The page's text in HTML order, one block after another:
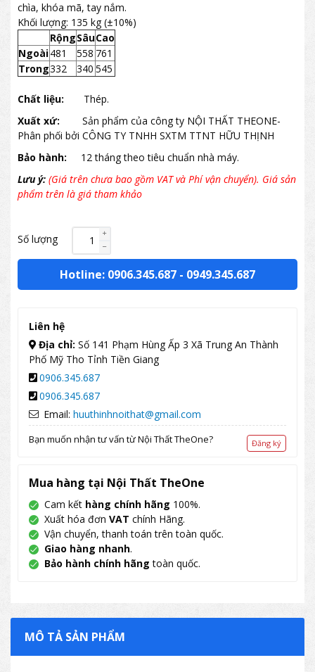
chìa, khóa mã, tay nắm.
Khối lượng: 135 kg (±10%)
RộngSâuCao
Ngoài481 558 761
Trong332 340 545
Chất liệu:
Thép.
Xuất xứ:
Sản phẩm của công ty NỘI THẤT THEONE-
Phân phối bởi CÔNG TY TNHH SXTM TTNT HỮU THỊNH
Bảo hành:
12 tháng theo tiêu chuẩn nhà máy.
Lưu ý: (Giá trên chưa bao gồm VAT và Phí vận chuyển). Giá sản
phẩm trên là giá tham khảo
Số lượng
Hotline: 0906.345.687 - 0949.345.687
Liên hệ
Địa chỉ: Số 141 Phạm Hùng Ấp 3 Xã Trung An Thành
Phố Mỹ Tho Tỉnh Tiền Giang
0906.345.687
0906.345.687
Email: huuthinhnoithat@gmail.com
Bạn muốn nhận tư vấn từ Nội Thất TheOne? Đăng ký
Mua hàng tại Nội Thất TheOne
Cam kết hàng chính hãng 100%.
Xuất hóa đơn VAT chính Hãng.
Vận chuyển, thanh toán trên toàn quốc.
Giao hàng nhanh.
Bảo hành chính hãng toàn quốc.
MÔ TẢ SẢN PHẨM